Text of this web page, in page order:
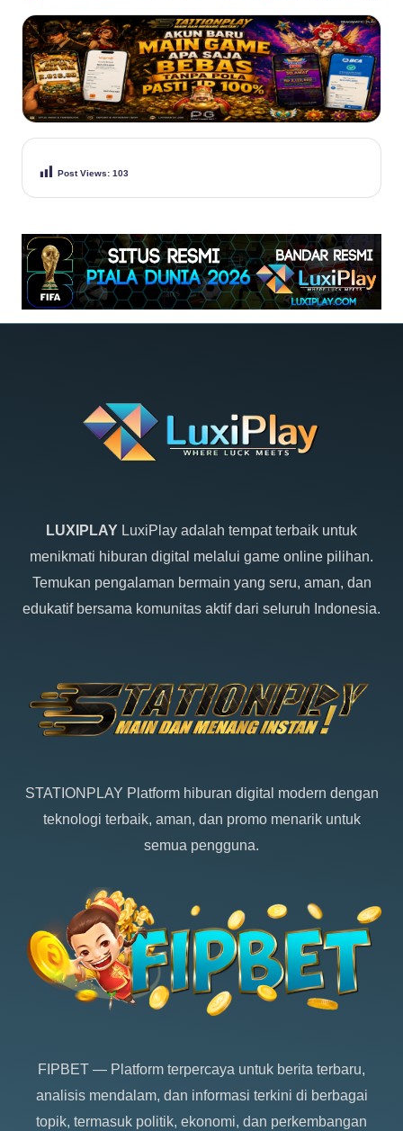
Post Views: 103
LUXIPLAY LuxiPlay adalah tempat terbaik untuk
menikmati hiburan digital melalui game online pilihan.
Temukan pengalaman bermain yang seru, aman, dan
edukatif bersama komunitas aktif dari seluruh Indonesia.
STATIONPLAY Platform hiburan digital modern dengan
teknologi terbaik, aman, dan promo menarik untuk
semua pengguna.
FIPBET — Platform terpercaya untuk berita terbaru,
analisis mendalam, dan informasi terkini di berbagai
topik, termasuk politik, ekonomi, dan perkembangan